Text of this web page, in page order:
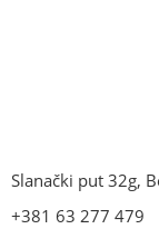
Slanački put 32g,
+381 63 277 479